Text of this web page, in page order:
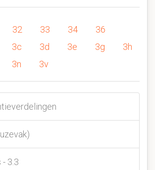
32 33 34
36
3c 3d 3e 3g
3h
3n 3v
3.3